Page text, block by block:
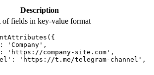
Description
of fields in key-value format
'Company',
'https://company-site.com',
'https://t.me/telegram-channel',